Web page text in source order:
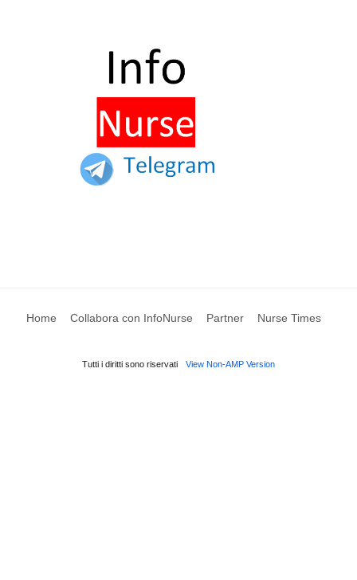
Home Collabora con InfoNurse Partner Nurse Times
Tutti i diritti sono riservati View Non-AMP Version